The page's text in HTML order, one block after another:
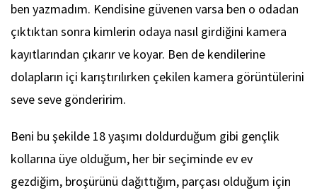
ben yazmadım. Kendisine güvenen varsa ben o odadan
çıktıktan sonra kimlerin odaya nasıl girdiğini kamera
kayıtlarından çıkarır ve koyar. Ben de kendilerine
dolapların içi karıştırılırken çekilen kamera görüntülerini
seve seve gönderirim.
Beni bu şekilde 18 yaşımı doldurduğum gibi gençlik
kollarına üye olduğum, her bir seçiminde ev ev
gezdiğim, broşürünü dağıttığım, parçası olduğum için